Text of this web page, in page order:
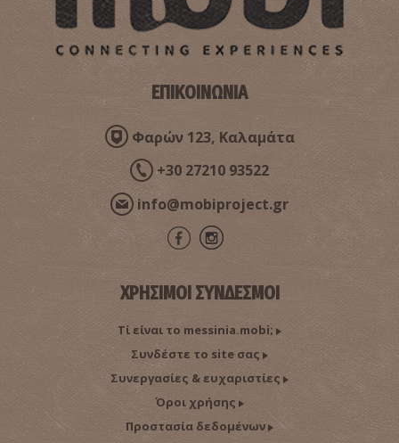
ΕΠΙΚΟΙΝΩΝΙΑ
Φαρών 123, Καλαμάτα
+30 27210 93522
info@mobiproject.gr
ΧΡΗΣΙΜΟΙ ΣΥΝΔΕΣΜΟΙ
Τί είναι το messinia.mobi;
Συνδέστε το site σας
Συνεργασίες & ευχαριστίες
Όροι χρήσης
Προστασία δεδομένων